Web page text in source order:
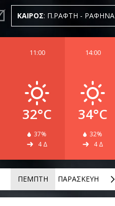
ΚΑΙΡΟΣ: Π.ΡΑΦΤΗ - ΡΑΦΗΝΑ
14:00
34°C
32%
4 Δ
11:00
32°C
37%
4 Δ
ΠΑΡΑΣΚΕΥΗ
ΠΕΜΠΤΗ